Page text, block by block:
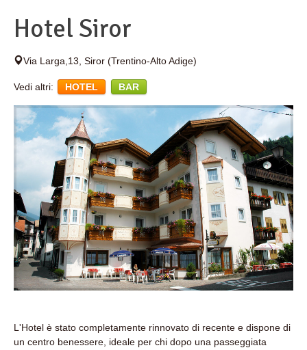
Hotel Siror
Via Larga,13, Siror (Trentino-Alto Adige)
Vedi altri: HOTEL BAR
L'Hotel è stato completamente rinnovato di recente e dispone di
un centro benessere, ideale per chi dopo una passeggiata